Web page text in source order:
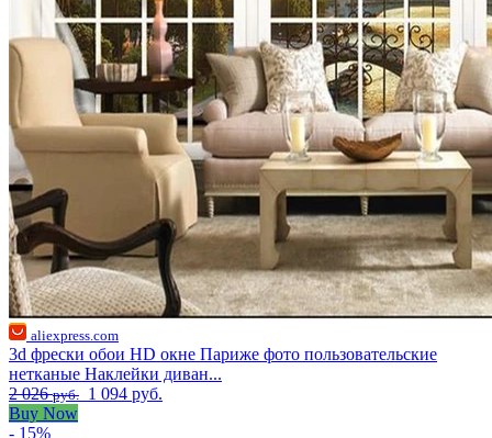
aliexpress.com
3d фрески обои HD окне Париже фото пользовательские
нетканые Наклейки диван...
2 026руб. 1 094 руб.
Buy Now
- 15%